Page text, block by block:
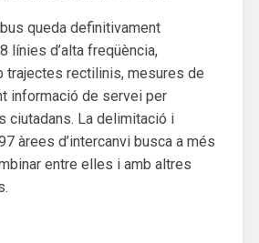
queda definitivament
línies d’alta freqüència,
trajectes rectilinis, mesures de
informació de servei per
ciutadans. La delimitació i
àrees d’intercanvi busca a més
entre elles i amb altres